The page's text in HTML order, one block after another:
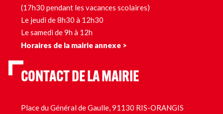
(17h30 pendant les vacances scolaires)
Le jeudi de 8h30 à 12h30
Le samedi de 9h à 12h
Horaires de la mairie annexe >
CONTACT DE LA MAIRIE
Place du Général de Gaulle, 91130 RIS-ORANGIS